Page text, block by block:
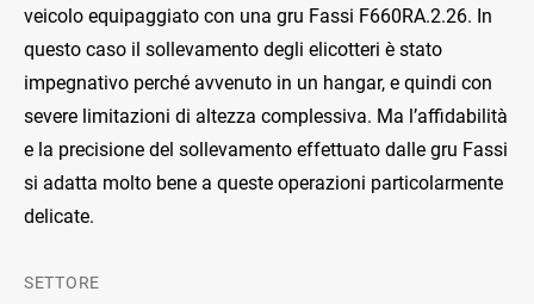
veicolo equipaggiato con una gru Fassi F660RA.2.26. In
questo caso il sollevamento degli elicotteri è stato
impegnativo perché avvenuto in un hangar, e quindi con
severe limitazioni di altezza complessiva. Ma l’affidabilità
e la precisione del sollevamento effettuato dalle gru Fassi
si adatta molto bene a queste operazioni particolarmente
delicate.
SETTORE